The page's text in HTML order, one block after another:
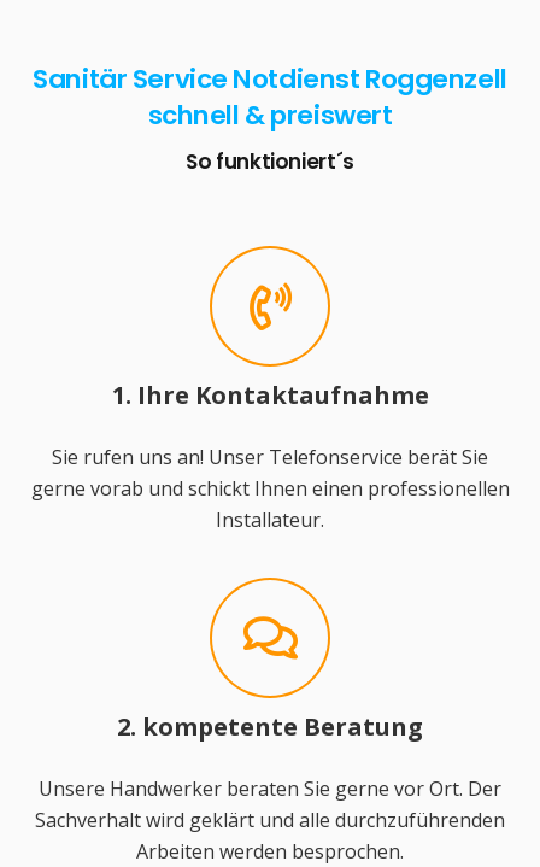
Sanitär Service Notdienst Roggenzell
schnell & preiswert
So funktioniert´s
1. Ihre Kontaktaufnahme
Sie rufen uns an! Unser Telefonservice berät Sie
gerne vorab und schickt Ihnen einen professionellen
Installateur.
2. kompetente Beratung
Unsere Handwerker beraten Sie gerne vor Ort. Der
Sachverhalt wird geklärt und alle durchzuführenden
Arbeiten werden besprochen.